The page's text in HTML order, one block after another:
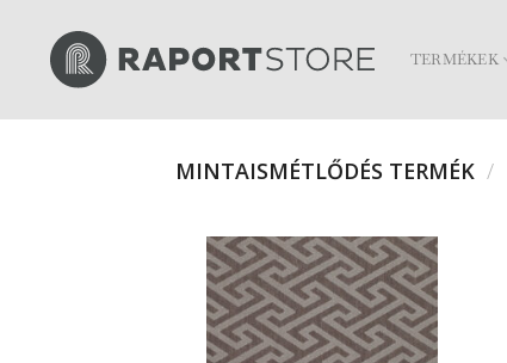
content
TERMÉKEK
MINTAISMÉTLŐDÉS TERMÉK /